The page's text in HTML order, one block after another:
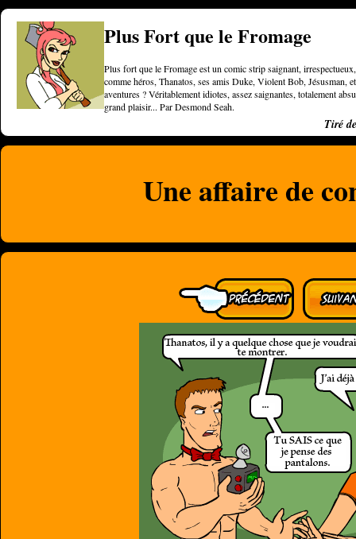
Plus Fort que le Fromage
Plus fort que le Fromage est un comic strip saignant,
comme héros, Thanatos, ses amis Duke, Violent Bob, Jésusman,
aventures ? Véritablement idiotes, assez saignantes, totalement
grand plaisir... Par Desmond Seah.
Tiré
Une affaire de